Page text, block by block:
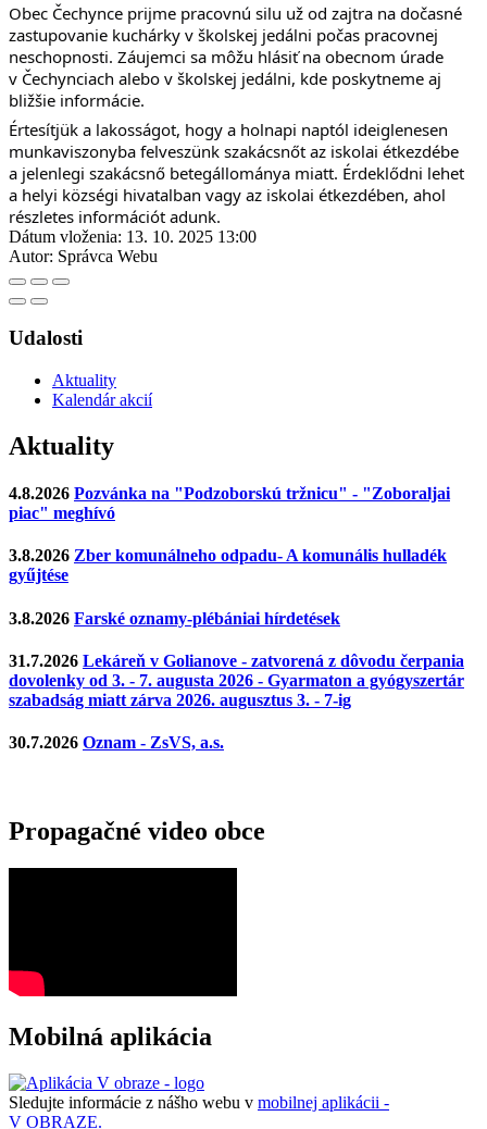
Obec Čechynce prijme pracovnú silu už od zajtra na dočasné
zastupovanie kuchárky v školskej jedálni počas pracovnej
neschopnosti. Záujemci sa môžu hlásiť na obecnom úrade
v Čechynciach alebo v školskej jedálni, kde poskytneme aj
bližšie informácie.
Értesítjük a lakosságot, hogy a holnapi naptól ideiglenesen
munkaviszonyba felveszünk szakácsnőt az iskolai étkezdébe
a jelenlegi szakácsnő betegállománya miatt. Érdeklődni lehet
a helyi községi hivatalban vagy az iskolai étkezdében, ahol
részletes információt adunk.
Dátum vloženia: 13. 10. 2025 13:00
Autor: Správca Webu
Udalosti
Aktuality
Kalendár akcií
Aktuality
4.8.2026 Pozvánka na "Podzoborskú tržnicu" - "Zoboraljai
piac" meghívó
3.8.2026 Zber komunálneho odpadu- A komunális hulladék
gyűjtése
3.8.2026 Farské oznamy-plébániai hírdetések
31.7.2026 Lekáreň v Golianove - zatvorená z dôvodu čerpania
dovolenky od 3. - 7. augusta 2026 - Gyarmaton a gyógyszertár
szabadság miatt zárva 2026. augusztus 3. - 7-ig
30.7.2026 Oznam - ZsVS, a.s.
Propagačné video obce
Mobilná aplikácia
Sledujte informácie z nášho webu v mobilnej aplikácii -
V OBRAZE.